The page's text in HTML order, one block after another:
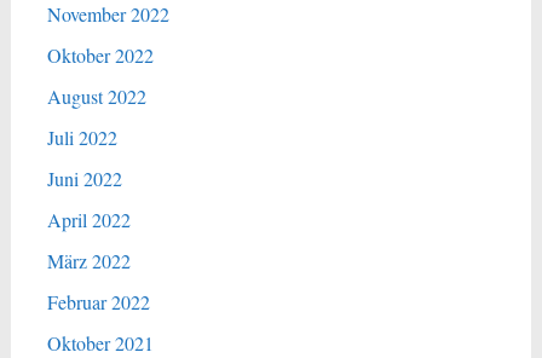
November 2022
Oktober 2022
August 2022
Juli 2022
Juni 2022
April 2022
März 2022
Februar 2022
Oktober 2021